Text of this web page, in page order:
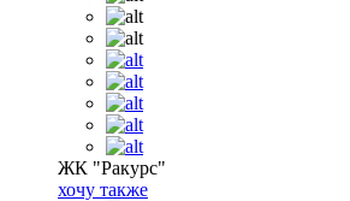
ЖК "Ракурс"
хочу также